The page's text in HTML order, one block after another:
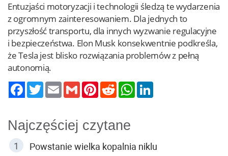
Entuzjaści motoryzacji i technologii śledzą te wydarzenia
z ogromnym zainteresowaniem. Dla jednych to
przyszłość transportu, dla innych wyzwanie regulacyjne
i bezpieczeństwa. Elon Musk konsekwentnie podkreśla,
że Tesla jest blisko rozwiązania problemów z pełną
autonomią.
TwitterEmail Gmail PinterestReddit WhatsApp
Najczęściej czytane
Powstanie wielka kopalnia niklu